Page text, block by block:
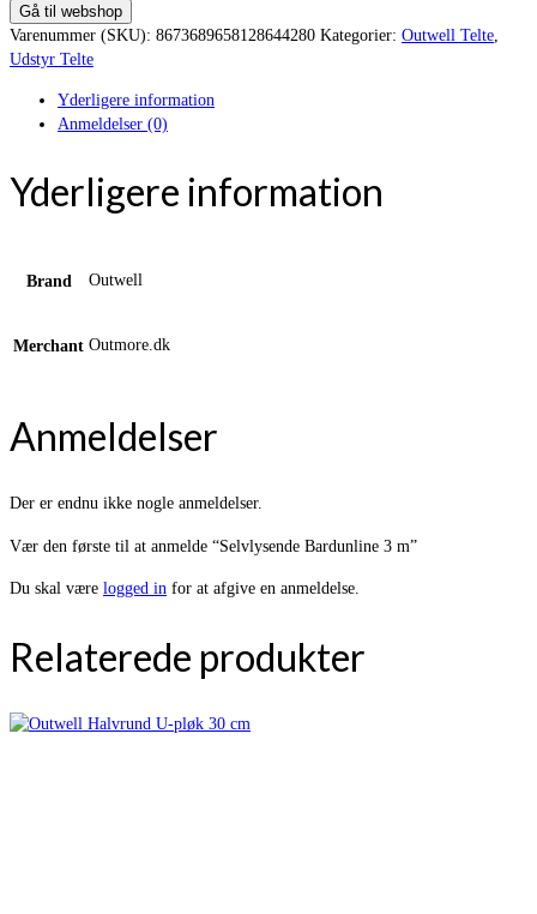
Gå til webshop
Varenummer (SKU): 8673689658128644280 Kategorier: Outwell Telte
Udstyr Telte
Yderligere information
Anmeldelser (0)
Yderligere information
Brand Outwell
Merchant Outmore.dk
Anmeldelser
Der er endnu ikke nogle anmeldelser.
Vær den første til at anmelde “Selvlysende Bardunline 3 m”
Du skal være logged in for at afgive en anmeldelse.
Relaterede produkter